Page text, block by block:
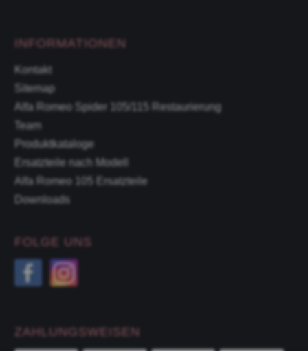
INFORMATIONEN
Kontakt
Sitemap
Alfa Romeo Spider 105/115 Restaurierung
Team
Produktkataloge
Ersatzteile nach Modell
Alfa Romeo 105 Ersatzteile
Downloads
FOLGE UNS
ZAHLUNGSWEISEN